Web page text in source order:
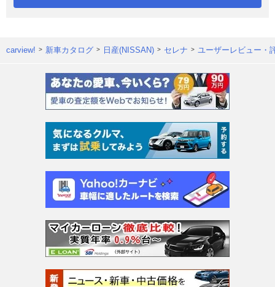
carview! 新車カタログ 日産(NISSAN) セレナ ユーザーレビュー・